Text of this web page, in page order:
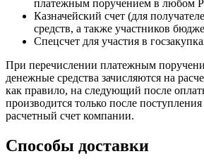
платежным поручением в любом
Казначейский счет (для
средств, а также участников
Спецсчет для участия в
При перечислении платежным
денежные средства зачисляются на
как правило, на следующий после
производится только после
расчетный счет компании.
Способы доставки